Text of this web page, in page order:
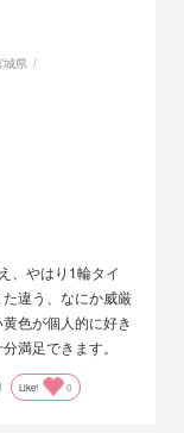
城県
、やはり1輪タイ
違う、なにか威厳
色が個人的に好き
満足できます。
Like! 0